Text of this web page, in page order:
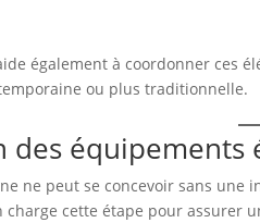
également à coordonner ces
ou plus traditionnelle.
des équipements
ne peut se concevoir sans une
cette étape pour assurer